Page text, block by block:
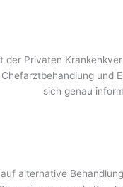
der Privaten
und
sich genau
alternative